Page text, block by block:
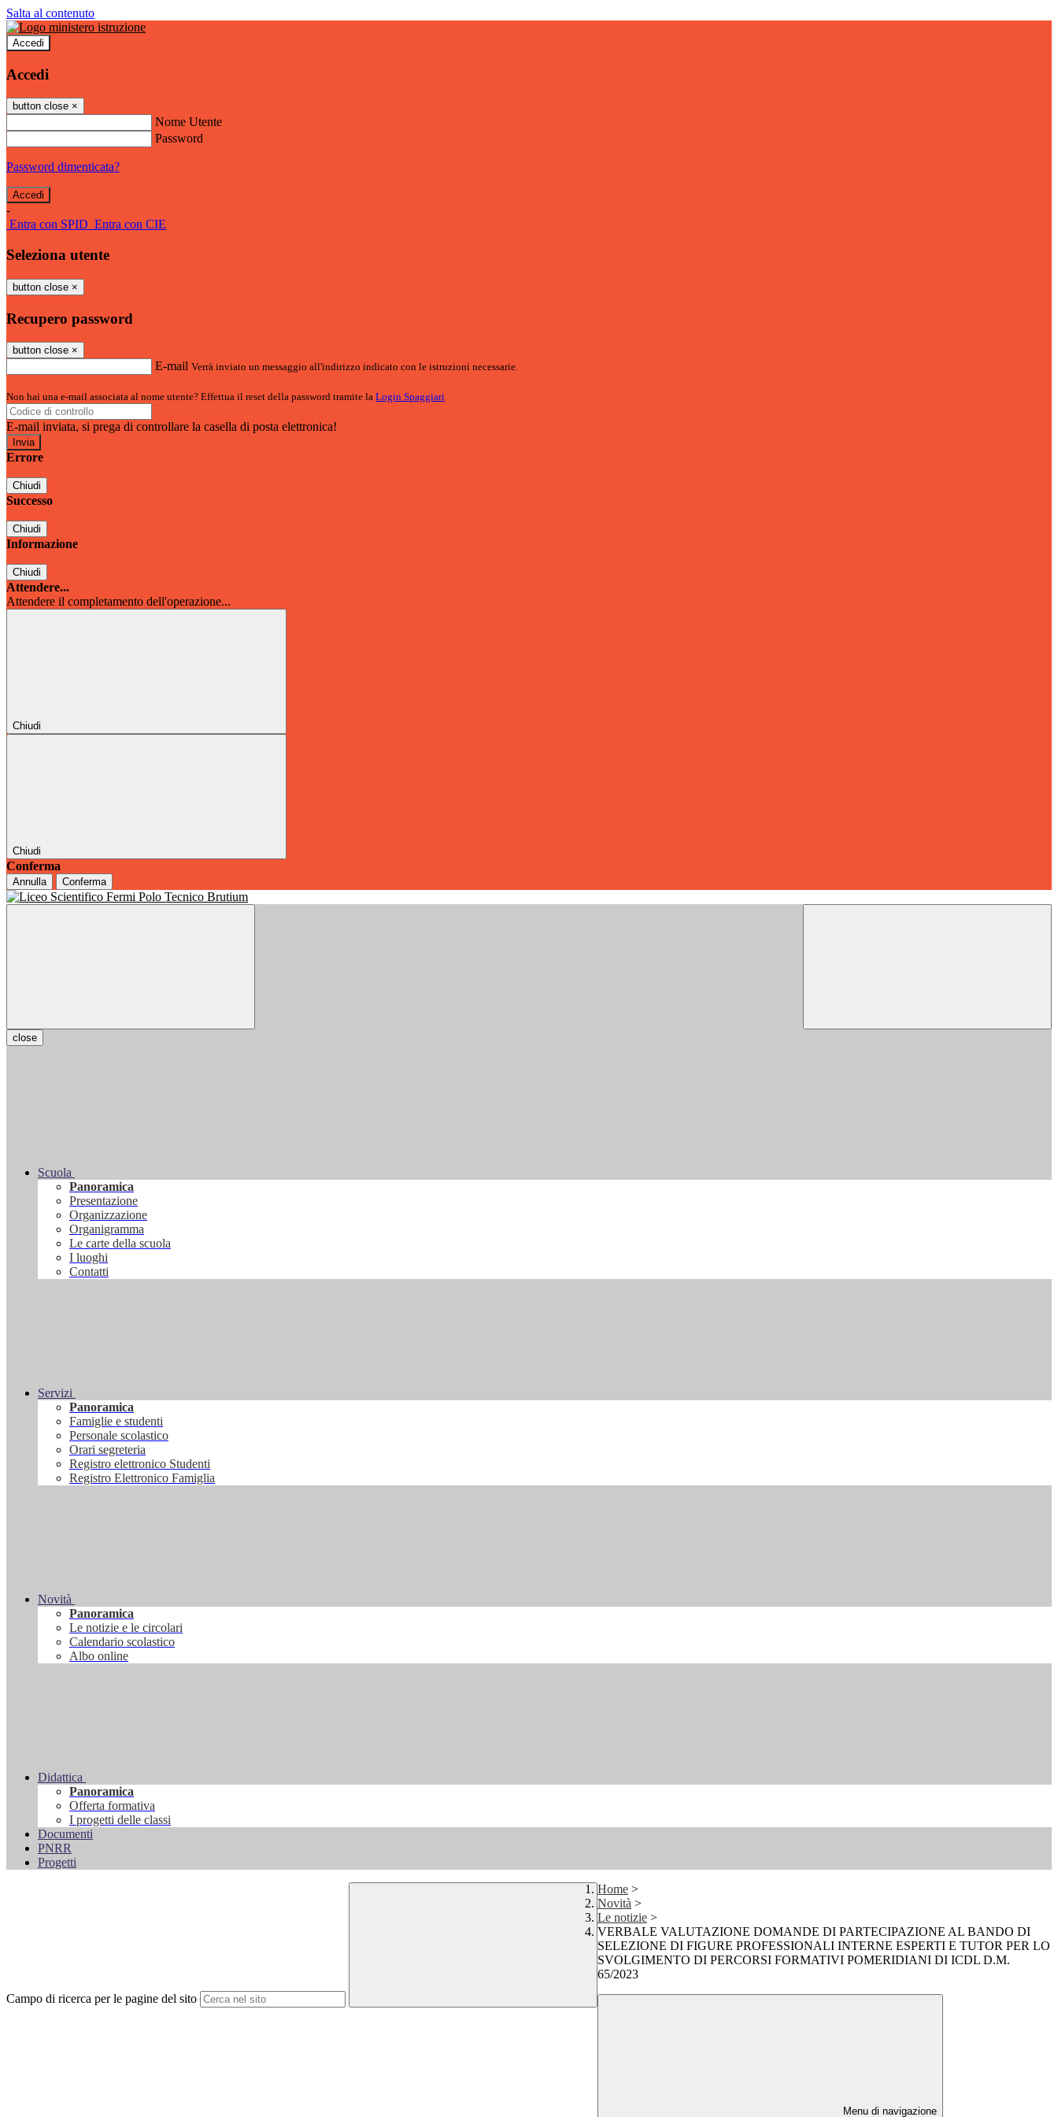
Salta al contenuto
Accedi
Accedi
button close ×
Nome Utente
Password
Password dimenticata?
-
Entra con SPID Entra con CIE
Seleziona utente
button close ×
Recupero password
button close ×
E-mail Verrà inviato un messaggio all'indirizzo indicato con le istruzioni necessarie.
Non hai una e-mail associata al nome utente? Effettua il reset della password tramite la Login Spaggiari
E-mail inviata, si prega di controllare la casella di posta elettronica!
Errore
Chiudi
Successo
Chiudi
Informazione
Chiudi
Attendere...
Attendere il completamento dell'operazione...
Chiudi
Chiudi
Conferma
Annulla Conferma
close
Scuola
Panoramica
Presentazione
Organizzazione
Organigramma
Le carte della scuola
I luoghi
Contatti
Servizi
Panoramica
Famiglie e studenti
Personale scolastico
Orari segreteria
Registro elettronico Studenti
Registro Elettronico Famiglia
Novità
Panoramica
Le notizie e le circolari
Calendario scolastico
Albo online
Didattica
Panoramica
Offerta formativa
I progetti delle classi
Documenti
PNRR
Progetti
Campo di ricerca per le pagine del sito
Home >
Novità >
Le notizie >
VERBALE VALUTAZIONE DOMANDE DI PARTECIPAZIONE AL BANDO DI
SELEZIONE DI FIGURE PROFESSIONALI INTERNE ESPERTI E TUTOR PER LO
SVOLGIMENTO DI PERCORSI FORMATIVI POMERIDIANI DI ICDL D.M.
65/2023
Menu di navigazione